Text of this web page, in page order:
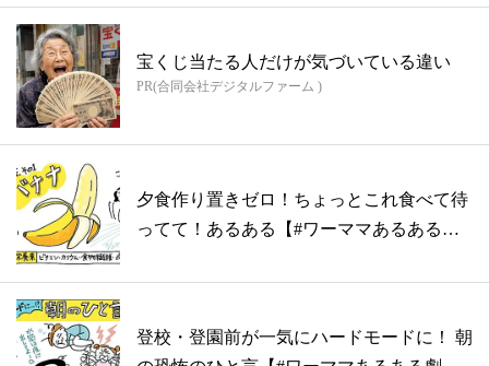
宝くじ当たる人だけが気づいている違い
PR(合同会社デジタルファーム )
夕食作り置きゼロ！ちょっとこれ食べて待
ってて！あるある【#ワーママあるある劇
登校・登園前が一気にハードモードに！ 朝